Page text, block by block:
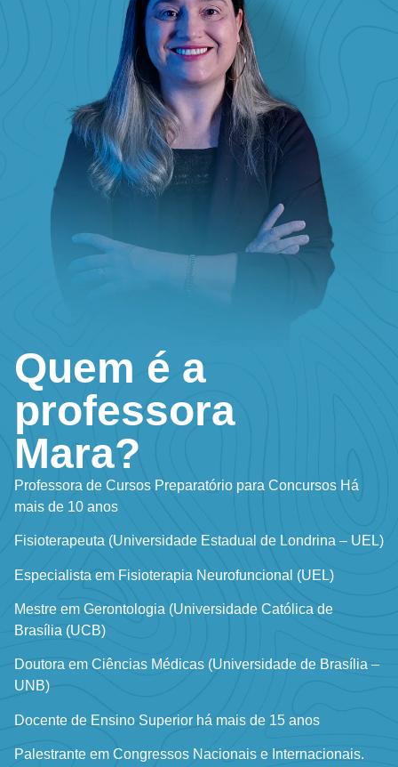
Quem é a
professora
Mara?
Professora de Cursos Preparatório para Concursos Há
mais de 10 anos
Fisioterapeuta (Universidade Estadual de Londrina – UEL)
Especialista em Fisioterapia Neurofuncional (UEL)
Mestre em Gerontologia (Universidade Católica de
Brasília (UCB)
Doutora em Ciências Médicas (Universidade de Brasília –
UNB)
Docente de Ensino Superior há mais de 15 anos
Palestrante em Congressos Nacionais e Internacionais.